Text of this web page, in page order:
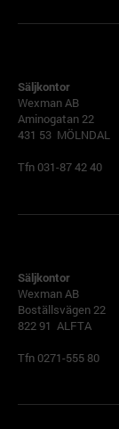
Säljkontor
Wexman AB
Aminogatan 22
431 53 MÖLNDAL
Tfn 031-87 42 40
Säljkontor
Wexman AB
Boställsvägen 22
822 91 ALFTA
Tfn 0271-555 80